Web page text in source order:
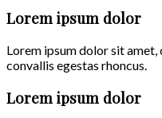
Lorem ipsum dolor
Lorem ipsum dolor sit
convallis egestas rhoncus.
Lorem ipsum dolor